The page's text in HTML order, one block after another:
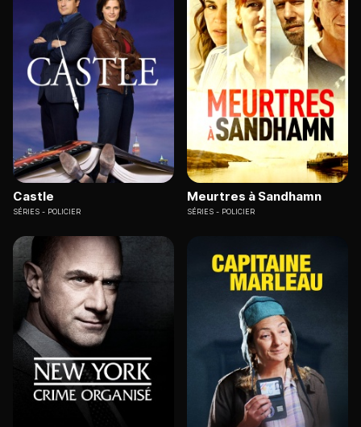
Castle
SÉRIES POLICIER
Meurtres à Sandhamn
SÉRIES POLICIER